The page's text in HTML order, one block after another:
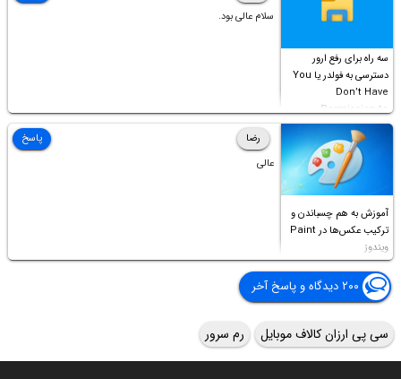
سه راه برای رفع ارور
دسترسی به فولدر یا You
Don’t Have
Permission to
Access this folder
سلام عالی بود.
آموزش به هم چسباندن و
ترکیب عکس‌ها در Paint
ویندوز
رضا
عالی
پاسخ
۲۰۰ دیدگاه و پاسخ آخر
سی پی ارزان کالاف موبایل رم سرور